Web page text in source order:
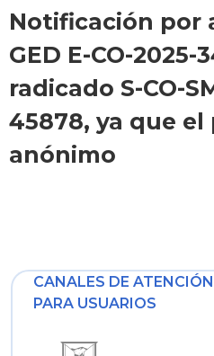
Notificación por
GED E-CO-2025-
radicado S-CO-
45878, ya que
anónimo
CANALES DE ATENCIÓN
PARA USUARIOS